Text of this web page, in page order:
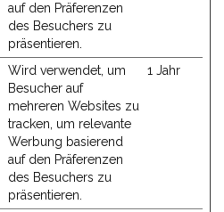
auf den Präferenzen
des Besuchers zu
präsentieren.
Wird verwendet, um
Besucher auf
mehreren Websites zu
tracken, um relevante
Werbung basierend
auf den Präferenzen
des Besuchers zu
präsentieren.
1 Jahr